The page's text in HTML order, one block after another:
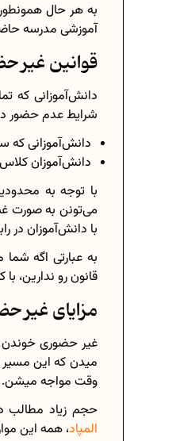
به هر حال
آموزشی مدرسه
قوانین غیر
دانش‌آموزانی که
شرایط عدم حضور
دانش‌آموزانی
دانش‌آموزان
با توجه به
می‌تونن به صورت
با دانش‌آموزان در
به عبارتی اگه
قانون رو ندارین،
مزایای غیر
غیر حضوری خوندن
میدن که این مسیر
وقت مواجه میشن.
حجم زیاد مطالب
المپاد، همه این